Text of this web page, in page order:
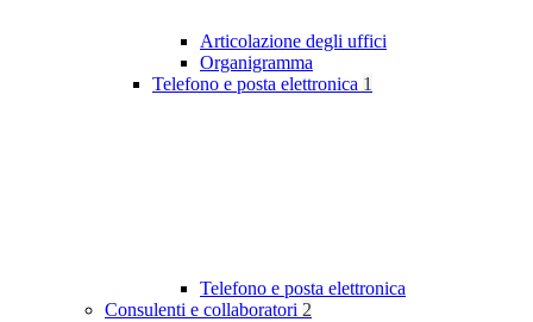
Articolazione degli uffici
Organigramma
Telefono e posta elettronica 1
Telefono e posta elettronica
Consulenti e collaboratori 2